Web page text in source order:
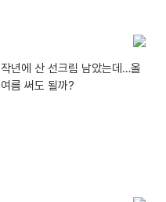
작년에 산 선크림 남았는데…올
여름 써도 될까?